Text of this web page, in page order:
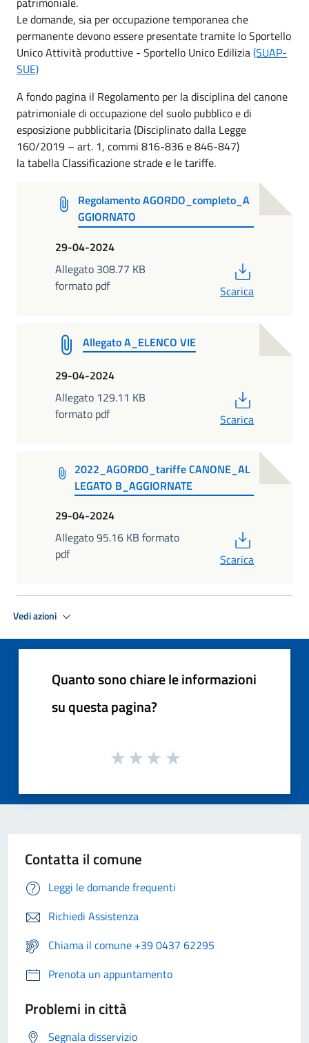
Le domande, sia per occupazione temporanea che
permanente devono essere presentate tramite lo Sportello
Unico Attività produttive - Sportello Unico Edilizia(SUAP-
SUE)
A fondo pagina il Regolamento per la disciplina del canone
patrimoniale di occupazione del suolo pubblico e di
esposizione pubblicitaria (Disciplinato dalla Legge
160/2019 – art. 1, commi 816-836 e 846-847)
la tabella Classificazione strade e le tariffe.
Regolamento AGORDO_completo_A
GGIORNATO
29-04-2024
Allegato 308.77 KB
formato pdf
Scarica
Allegato A_ELENCO VIE
29-04-2024
Allegato 129.11 KB
formato pdf
Scarica
2022_AGORDO_tariffe CANONE_AL
LEGATO B_AGGIORNATE
29-04-2024
Allegato 95.16 KB formato
pdf
Scarica
Vedi azioni
Quanto sono chiare le informazioni
su questa pagina?
Contatta il comune
Leggi le domande frequenti
Richiedi Assistenza
Chiama il comune +39 0437 62295
Prenota un appuntamento
Problemi in città
Segnala disservizio